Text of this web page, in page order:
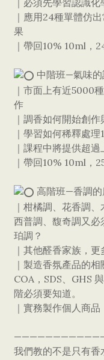
｜必須先學習認識
｜應用24種單體仿
果
｜帶回10% 10ml，
中階班—氣味
｜市面上有近5000
作
｜調香如何開始創
｜學習如何稀釋處
｜課程中將提供超
｜帶回10% 10ml，
高階班—香調的
｜柑橘調、花香調
西普調、馥奇調又
珀調？
｜其他醛香家族，
｜製造香氛產品的
COA，SDS、GHS
階必須要知道。
｜實務製作個人商品
我們教的不是只有香